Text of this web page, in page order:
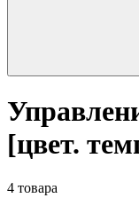
[цвет.
4 товара